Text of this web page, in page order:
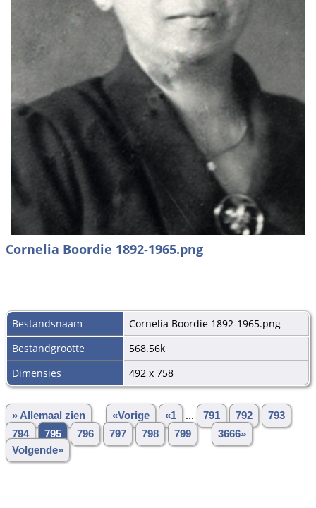
Cornelia Boordie 1892-1965.png
Bestandsnaam
Cornelia Boordie 1892-1965.png
Bestandgrootte
568.56k
Dimensies
492 x 758
» Allemaal zien «Vorige «1 791 792
793
794
795 796 797 798 799
3666»
Volgende»